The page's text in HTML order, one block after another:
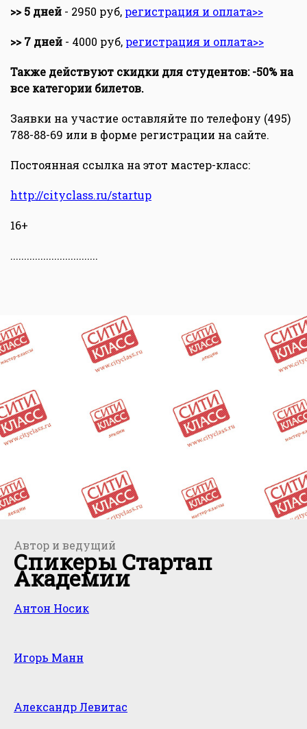
>>5 дней - 2950 руб, регистрация и оплата>>
>>7 дней - 4000 руб, регистрация и оплата>>
Также действуют скидки для студентов: -50% на
все категории билетов.
Заявки на участие оставляйте по телефону (495)
788-88-69 или в форме регистрации на сайте.
Постоянная ссылка на этот мастер-класс:
http://cityclass.ru/startup
16+
................................
Автор и ведущий
Спикеры Стартап
Академии
Антон Носик
Игорь Манн
Александр Левитас